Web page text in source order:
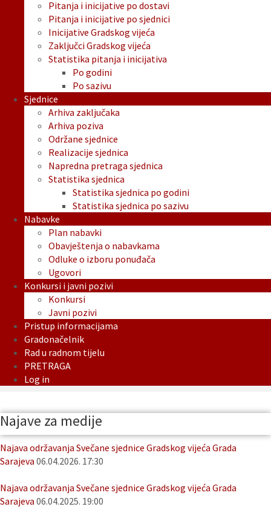
Pitanja i inicijative po dostavi
Pitanja i inicijative po sjednici
Inicijative Gradskog vijeća
Zaključci Gradskog vijeća
Statistika pitanja i inicijativa
Po godini
Po sazivu
Sjednice
Arhiva zaključaka
Arhiva poziva
Održane sjednice
Realizacije sjednica
Napredna pretraga sjednica
Statistika sjednica
Statistika sjednica po godini
Statistika sjednica po sazivu
Nabavke
Plan nabavki
Obavještenja o nabavkama
Odluke o izboru ponuđača
Ugovori
Konkursi i javni pozivi
Konkursi
Javni pozivi
Pristup informacijama
Gradonačelnik
Rad u radnom tijelu
PRETRAGA
Log in
Najave za medije
Najava održavanja Svečane sjednice Gradskog vijeća Grada
Sarajeva 06.04.2026. 17:30
Najava održavanja Svečane sjednice Gradskog vijeća Grada
Sarajeva 06.04.2025. 19:00